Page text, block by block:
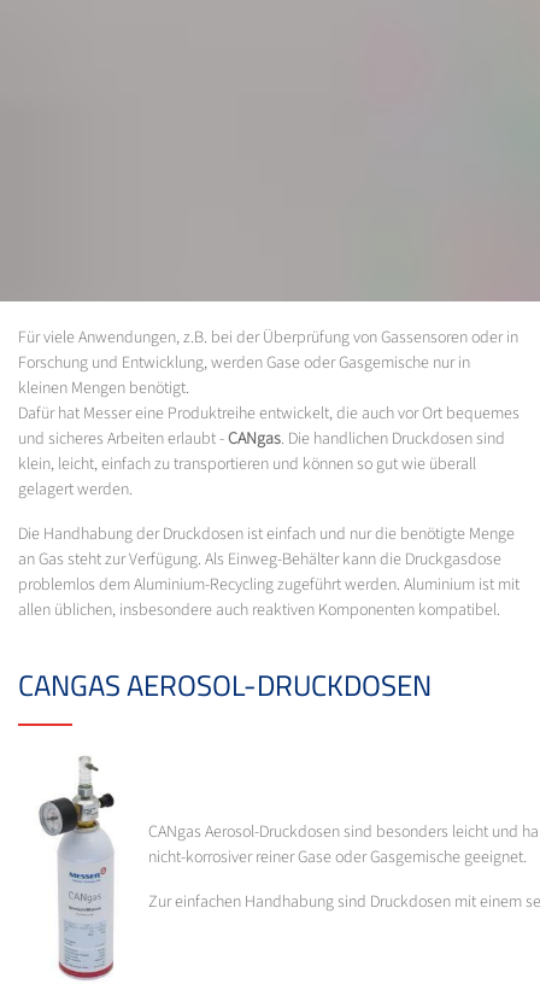
Für viele Anwendungen, z.B. bei der Überprüfung von Gassensoren oder in
Forschung und Entwicklung, werden Gase oder Gasgemische nur in
kleinen Mengen benötigt.
Dafür hat Messer eine Produktreihe entwickelt, die auch vor Ort bequemes
und sicheres Arbeiten erlaubt -CANgas. Die handlichen Druckdosen sind
klein, leicht, einfach zu transportieren und können so gut wie überall
gelagert werden.
Die Handhabung der Druckdosen ist einfach und nur die benötigte Menge
an Gas steht zur Verfügung. Als Einweg-Behälter kann die Druckgasdose
problemlos dem Aluminium-Recycling zugeführt werden. Aluminium ist mit
allen üblichen, insbesondere auch reaktiven Komponenten kompatibel.
CANGAS AEROSOL-DRUCKDOSEN
CANgas Aerosol-Druckdosen sind besonders leicht und
nicht-korrosiver reiner Gase oder Gasgemische geeignet.
Zur einfachen Handhabung sind Druckdosen mit einem